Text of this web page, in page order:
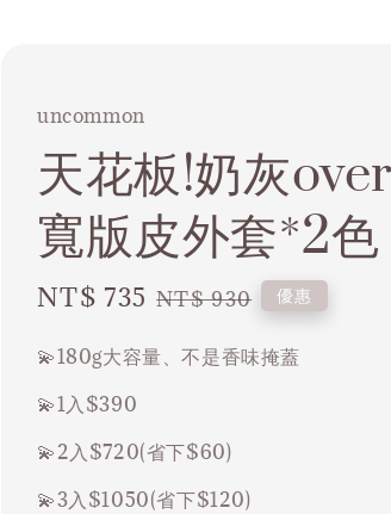
uncommon
天花板!奶灰
寬版皮外套*2色
Sale
NT$ 735 Regular
NT$ 930 優惠
💫180g大容量、不是香味掩蓋
💫1入$390
💫2入$720(省下$60)
💫3入$1050(省下$120)